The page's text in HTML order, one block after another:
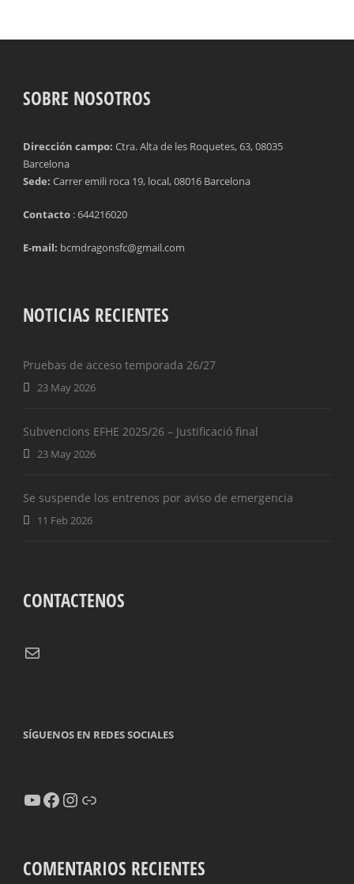
SOBRE NOSOTROS
Dirección campo: Ctra. Alta de les Roquetes, 63, 08035
Barcelona
Sede: Carrer emili roca 19, local, 08016 Barcelona
Contacto : 644216020
E-mail: bcmdragonsfc@gmail.com
NOTICIAS RECIENTES
Pruebas de acceso temporada 26/27
23 May 2026
Subvencions EFHE 2025/26 – Justificació final
23 May 2026
Se suspende los entrenos por aviso de emergencia
11 Feb 2026
CONTACTENOS
Correo electrónico
SÍGUENOS EN REDES SOCIALES
YouTube
Facebook
Instagram
Enlace
COMENTARIOS RECIENTES